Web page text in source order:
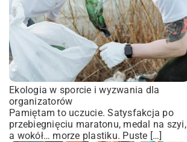
Ekologia w sporcie i wyzwania dla
organizatorów
Pamiętam to uczucie. Satysfakcja po
przebiegnięciu maratonu, medal na szyi,
a wokół… morze plastiku. Puste […]